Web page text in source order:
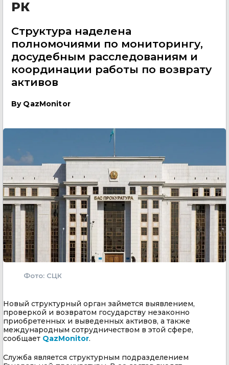
РК
Структура наделена
полномочиями по мониторингу,
досудебным расследованиям и
координации работы по возврату
активов
By QazMonitor
Фото: СЦК
Новый структурный орган займется выявлением,
проверкой и возвратом государству незаконно
приобретенных и выведенных активов, а также
международным сотрудничеством в этой сфере,
сообщает QazMonitor.
Служба является структурным подразделением